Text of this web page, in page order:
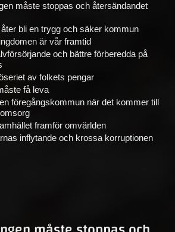
måste stoppas och återsändandet
bli en trygg och säker kommun
är vår framtid
och bättre förberedda på
av folkets pengar
få leva
föregångskommun när det kommer till
framför omvärlden
inflytande och krossa korruptionen